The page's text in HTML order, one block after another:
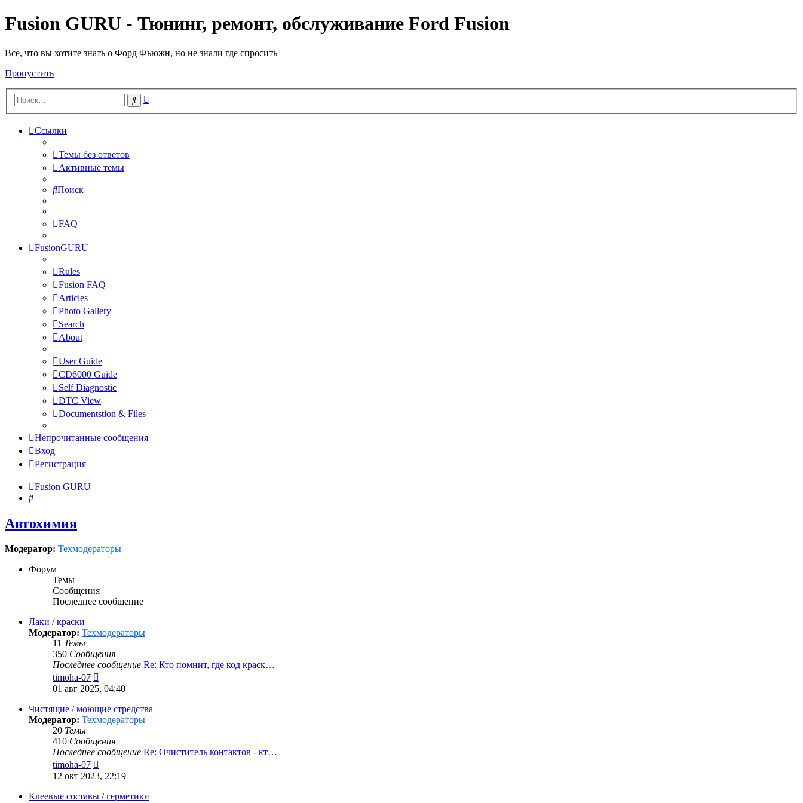
Fusion GURU - Тюнинг, ремонт, обслуживание Ford Fusion
Все, что вы хотите знать о Форд Фьюжн, но не знали где спросить
Пропустить
Поиск
Ссылки
Темы без ответов
Активные темы
Поиск
FAQ
FusionGURU
Rules
Fusion FAQ
Articles
Photo Gallery
Search
About
User Guide
CD6000 Guide
Self Diagnostic
DTC View
Documentstion & Files
Непрочитанные сообщения
Вход
Регистрация
Fusion GURU
Поиск
Автохимия
Модератор: Техмодераторы
Форум
Темы
Сообщения
Последнее сообщение
Лаки / краски
Модератор: Техмодераторы
11 Темы
350 Сообщения
Последнее сообщение Re: Кто помнит, где код краск…
timoha-07
последнему
сообщению
01 авг 2025, 04:40
Чистящие / моющие стредства
Модератор: Техмодераторы
20 Темы
410 Сообщения
Последнее сообщение Re: Очиститель контактов - кт…
timoha-07
к
последнему
сообщению
12 окт 2023, 22:19
Клеевые составы / герметики